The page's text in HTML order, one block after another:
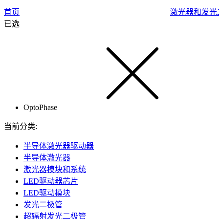
首页 激光器和发光
已选
OptoPhase
当前分类:
半导体激光器驱动器
半导体激光器
激光器模块和系统
LED驱动器芯片
LED驱动模块
发光二极管
超辐射发光二极管